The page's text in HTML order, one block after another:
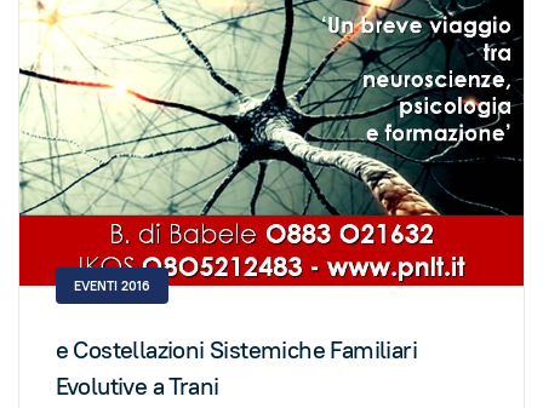
EVENTI 2016
e Costellazioni Sistemiche Familiari
Evolutive a Trani